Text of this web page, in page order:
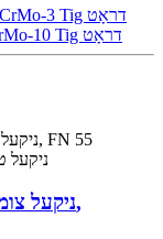
ניקעל צומיש וועלדינג דראָט ERNiCrMo-3 Tig דראָט
ניקעל צומיש וועַלדינג דראָט ERNiCrMo-10 Tig דראָט